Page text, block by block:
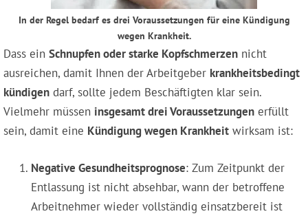
In der Regel bedarf es drei Voraussetzungen für eine Kündigung
wegen Krankheit.
Dass ein Schnupfen oder starke Kopfschmerzen nicht
ausreichen, damit Ihnen der Arbeitgeber krankheitsbedingt
kündigen darf, sollte jedem Beschäftigten klar sein.
Vielmehr müssen insgesamt drei Voraussetzungen erfüllt
sein, damit eine Kündigung wegen Krankheit wirksam ist:
Negative Gesundheitsprognose: Zum Zeitpunkt der
Entlassung ist nicht absehbar, wann der betroffene
Arbeitnehmer wieder vollständig einsatzbereit ist